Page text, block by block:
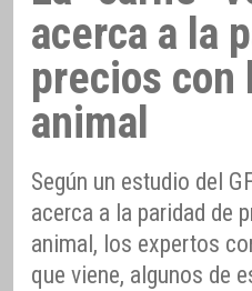
acerca a la
precios con
animal
Según un estudio del
acerca a la paridad de
animal, los expertos
que viene, algunos de